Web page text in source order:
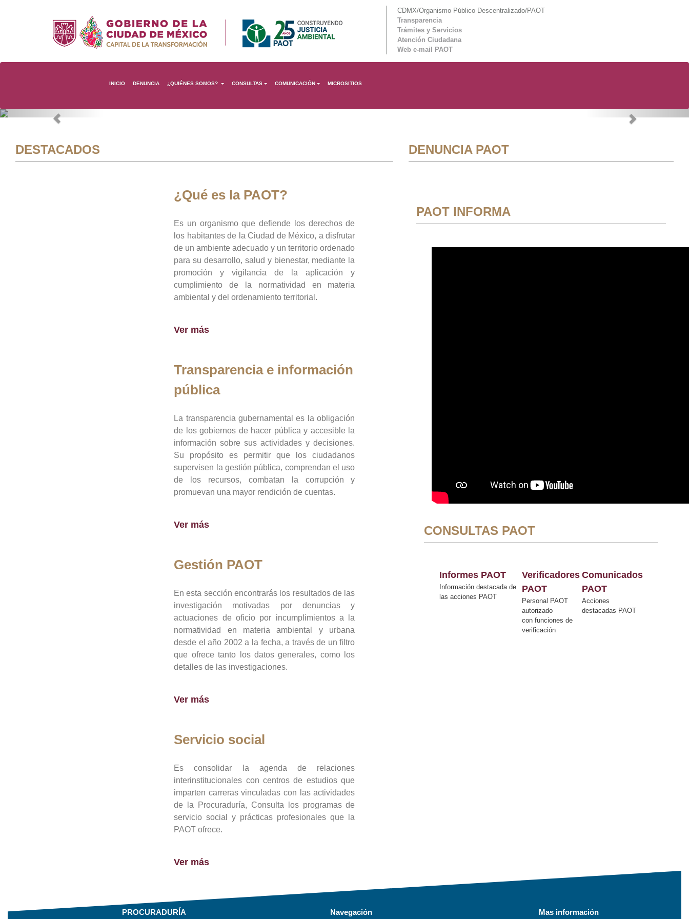
CDMX/Organismo Público Descentralizado/PAOT
Transparencia
Trámites y Servicios
Atención Ciudadana
Web e-mail PAOT
INICIO DENUNCIA ¿QUIÉNES SOMOS? CONSULTAS COMUNICACIÓN MICROSITIOS
Previous Next
DESTACADOS
¿Qué es la PAOT?
Es un organismo que defiende los derechos de
los habitantes de la Ciudad de México, a disfrutar
de un ambiente adecuado y un territorio ordenado
para su desarrollo, salud y bienestar, mediante la
promoción y vigilancia de la aplicación y
cumplimiento de la normatividad en materia
ambiental y del ordenamiento territorial.
Ver más
Transparencia e información
pública
La transparencia gubernamental es la obligación
de los gobiernos de hacer pública y accesible la
información sobre sus actividades y decisiones.
Su propósito es permitir que los ciudadanos
supervisen la gestión pública, comprendan el uso
de los recursos, combatan la corrupción y
promuevan una mayor rendición de cuentas.
Ver más
Gestión PAOT
En esta sección encontrarás los resultados de las
investigación motivadas por denuncias y
actuaciones de oficio por incumplimientos a la
normatividad en materia ambiental y urbana
desde el año 2002 a la fecha, a través de un filtro
que ofrece tanto los datos generales, como los
detalles de las investigaciones.
Ver más
Servicio social
Es consolidar la agenda de relaciones
interinstitucionales con centros de estudios que
imparten carreras vinculadas con las actividades
de la Procuraduría, Consulta los programas de
servicio social y prácticas profesionales que la
PAOT ofrece.
Ver más
DENUNCIA PAOT
PAOT INFORMA
CONSULTAS PAOT
Informes PAOT
Información destacada de
las acciones PAOT
Verificadores
PAOT
Personal PAOT
autorizado
con funciones de
verificación
Comunicados
PAOT
Acciones
destacadas PAOT
PROCURADURÍA Navegación Mas información